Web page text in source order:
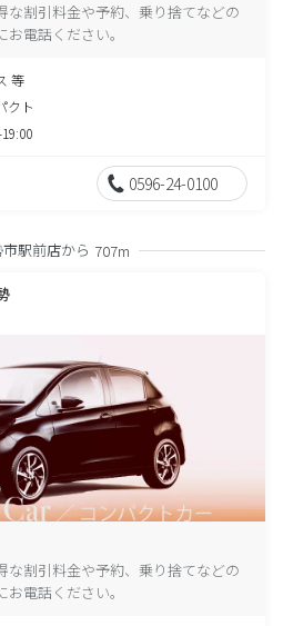
な割引料金や予約、乗り捨てなどの
電話ください。
等
クト
0596-24-0100
駅前店から 707m
な割引料金や予約、乗り捨てなどの
電話ください。